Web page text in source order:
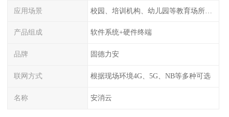
应用场景 校园、培训机构、幼儿园等教育场所人员密集场所消防安全监控管理系统
产品组成 软件系统+硬件终端
品牌 固德力安
联网方式 根据现场环境4G、5G、NB等多种可选
名称 安消云